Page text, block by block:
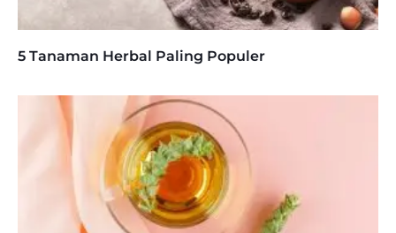
5 Tanaman Herbal Paling Populer